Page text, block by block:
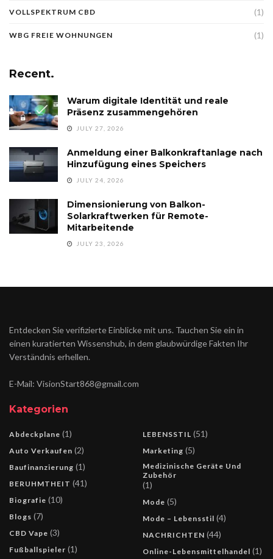
VOLLSPEKTRUM CBD (1)
WBG FREIE WOHNUNGEN (1)
Recent.
Warum digitale Identität und reale
Präsenz zusammengehören
JULY 27, 2026
Anmeldung einer Balkonkraftanlage nach
Hinzufügung eines Speichers
JULY 24, 2026
Dimensionierung von Balkon-
Solarkraftwerken für Remote-
Mitarbeitende
JULY 23, 2026
Entdecken Sie verifizierte Einblicke mit uns. Tauchen Sie ein in
einen kuratierten Wissenshub, in dem glaubwürdige Fakten Ihr
Verständnis erhellen.
E-Mail: VisionStart868@gmail.com
Kategorien
Abdeckplane (1)
Auto Verkaufen (2)
Baufinanzierung (1)
BERUHMTHEIT (41)
Biografie (10)
Blogs (7)
CBD Vape (3)
Fußballspieler (1)
LEBENSSTIL (51)
Marketing (5)
Medizinische Geräte Und
Zubehör
(1)
Mode (5)
Mode – Lebensstil (4)
NACHRICHTEN (44)
Online-Lebensmittelhandel (1)